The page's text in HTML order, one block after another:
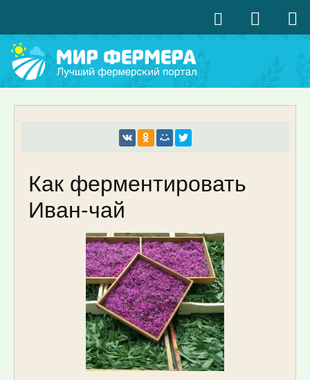
Как ферментировать
Иван-чай